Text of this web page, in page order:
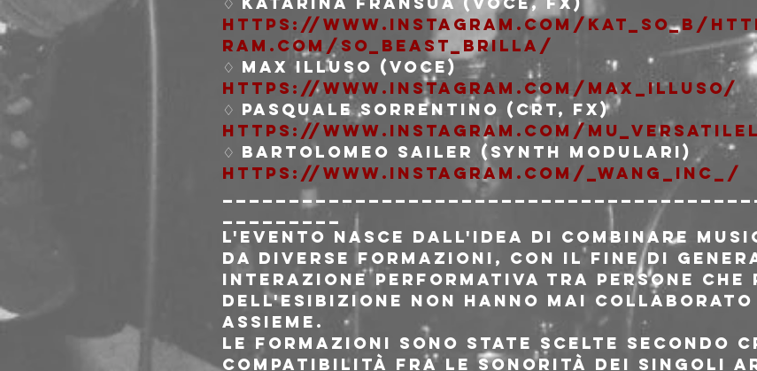
https://www.instagram.com/kat_so_b/
ram.com/so_beast_brilla/
https://www.instagram.com/max_illuso/
♢ Pasquale Sorrentino (CRT, Fx)
https://www.instagram.com/
https://www.instagram.com/_wang_inc_/
_________
L'evento nasce dall'idea di combinare
da diverse formazioni, con il fine di
interazione performativa tra persone che
dell'esibizione non hanno mai collaborato
assieme.
Le formazioni sono state scelte secondo
compatibilità fra le sonorità dei singoli